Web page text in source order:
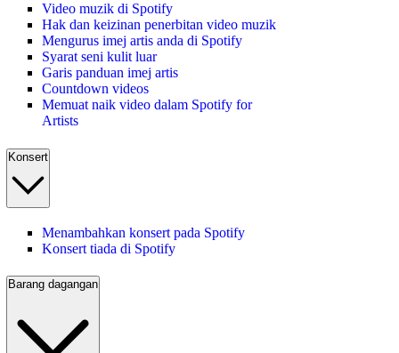
Video muzik di Spotify
Hak dan keizinan penerbitan video muzik
Mengurus imej artis anda di Spotify
Syarat seni kulit luar
Garis panduan imej artis
Countdown videos
Memuat naik video dalam Spotify for
Artists
Konsert
Menambahkan konsert pada Spotify
Konsert tiada di Spotify
Barang dagangan